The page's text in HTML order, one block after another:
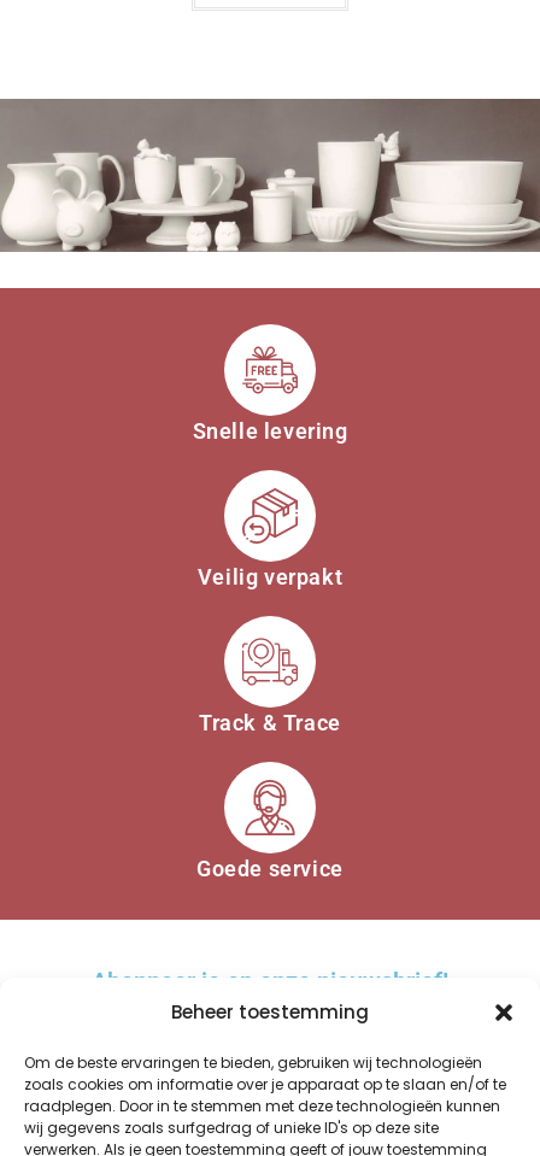
Beheer toestemming
Om de beste ervaringen te bieden, gebruiken wij technologieën
zoals cookies om informatie over je apparaat op te slaan en/of te
raadplegen. Door in te stemmen met deze technologieën kunnen
wij gegevens zoals surfgedrag of unieke ID's op deze site
verwerken. Als je geen toestemming geeft of jouw toestemming
Snelle levering
Veilig verpakt
Track & Trace
Goede service
Abonneer je op onze nieuwsbrief!
AANMELDEN